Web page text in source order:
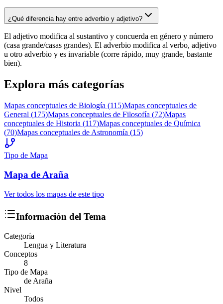
¿Qué diferencia hay entre adverbio y adjetivo?
El adjetivo modifica al sustantivo y concuerda en género y número
(casa grande/casas grandes). El adverbio modifica al verbo, adjetivo
u otro adverbio y es invariable (corre rápido, muy grande, bastante
bien).
Explora más categorías
Mapas conceptuales de Biología (115)Mapas conceptuales de
General (175)Mapas conceptuales de Filosofía (72)Mapas
conceptuales de Historia (117)Mapas conceptuales de Química
(70)Mapas conceptuales de Astronomía (15)
Tipo de Mapa
Mapa de Araña
Ver todos los mapas de este tipo
Información del Tema
Categoría
Lengua y Literatura
Conceptos
8
Tipo de Mapa
de Araña
Nivel
Todos